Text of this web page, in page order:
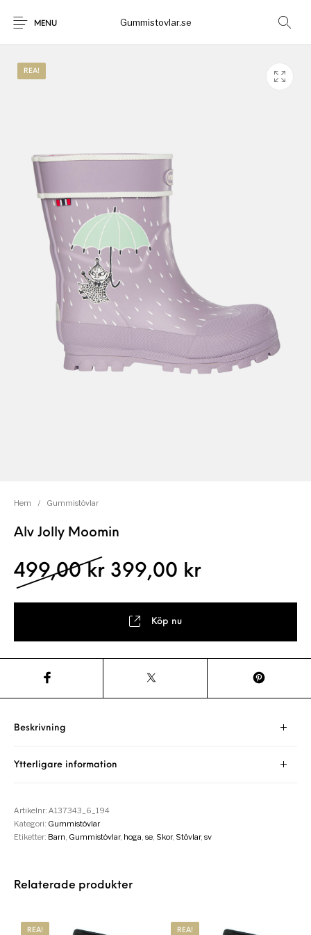
MENU Gummistovlar.se
REA!
Hem / Gummistövlar
Alv Jolly Moomin
499,00 kr Det ursprungliga
399,00 krDet
Köp nu
Beskrivning
Ytterligare information
Artikelnr:A137343_6_194
Kategori: Gummistövlar
Etiketter: Barn Gummistövlar, hoga ,se Skor, Stövlar,sv
Relaterade produkter
REA! REA!